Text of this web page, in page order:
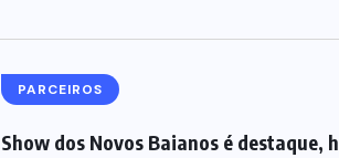
PARCEIROS
Show dos Novos Baianos é destaque,